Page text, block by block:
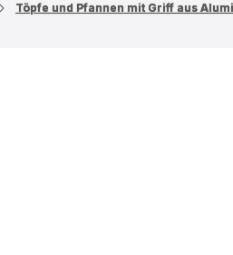
Töpfe und Pfannen mit Griff aus